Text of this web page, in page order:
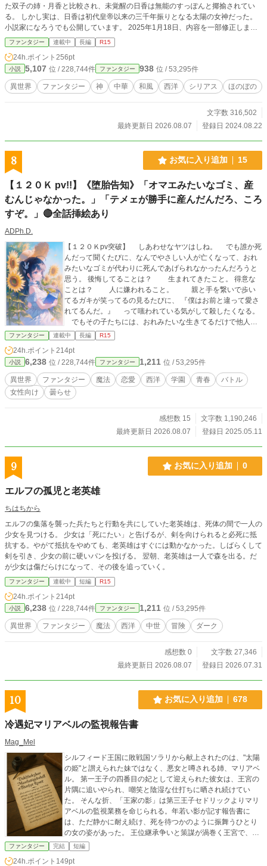
た双子の姉・月香と比較され、未覚醒の日香は無能のすっぽんと揶揄されてい
る。 しかし実は、日香は初代皇帝以来の三千年振りとなる太陽の女神だった。
小説家になろうでも公開しています。 2025年1月18日、内容を一部修正しまし
た。
ファンタジー 連載中 長編 R15
24h.ポイント 256pt
小説 5,107 位 / 228,744件 ファンタジー 938 位 / 53,295件
異世界 ファンタジー 神 中華 和風 西洋 シリアス ほのぼの
文字数 316,502
最終更新日 2026.08.07
登録日 2024.08.22
8 お気に入り追加 15
【１２０Ｋ pv!!】《堕胎告知》「オマエみたいなゴミ、産
むんじゃなかった。」「テメェが勝手に産んだんだろ、ころ
すぞ。」🔴全話挿絵あり
ADPh.D.
【１２０Ｋpv突破】 しあわせなヤツはしね。 でも誰か死
んだって聞くたびに、なんでやさしい人が亡くなって、おれ
みたいなゴミが代わりに死んであげられなかったんだろうと
思う。 後悔してることは？ 生まれてきたこと。 得意な
ことは？ 人に嫌われること。 親と手を繋いで歩い
てるガキが笑ってるの見るたびに、 『僕はお前と違って愛さ
れてるんだ。』 って嗤われている気がして殺したくなる。
でもその子たちには、おれみたいな生きてるだけで他人に
不幸を吐き散らかすクズにはなってほしくない。 生まれた
時から見た目がいい奴は嫌いだ。だけど美しくなろうともが
いてる人は好き。 なんで、おれなんかよりずっとずっとや
さしくて、愛されてて友達もいて、生きる価値がある人が毎
日死んでる？ 金持ちが憎い、人間が嫌い。皆に俺がいる最
底辺まで落ちてきてほしい。 だけどくるしい人を助けた
い。ニンゲン共のせいで人間じゃなくなった人を救いたい。
ことがない物は与えられない。だからおれはつらい人に愛を
あげられない。金も美も。 だけどどんなに自分を嫌って
も『ごめんなさい』も 声がちいさくて言えないおれができる
めて足掻く《バトルファンタジー悲喜劇》 ●イギリスのオッ
という声があったので、第2章から読みやすいように文章のス
タイルを変えています。 ◇◆◇ 18:00更新 ◇◆◇ 「うまれ
てきて、ごめんなさい。」 さっきうまれて、はじめて
のことばだった。まだまどろんでいるらしい。 こんな夢を
みた。 わたくしのお父様とお母様が話している、病室のベッ
トの上で。 「この子は将来、貴方のようにとても大きな事
ようなことをするさ。」 「なんにせよ、なんでもできる
さ、だって君の子供だからね。」 「そうだね、誰より思い
やりのある貴方の子だものね。」 「学校でも沢山友達を作
って」 「貴方のようなかっこいい子に」 「貴女のように
人懐っこい笑顔で」 「「だって、この子には無限の可能
性があるんだから、何にだってなれるよ！！」」 ――とこ
ファンタジー 連載中 長編 R15
24h.ポイント 214pt
小説 6,238 位 / 228,744件 ファンタジー 1,211 位 / 53,295件
異世界 ファンタジー 魔法 恋愛 西洋 学園 青春
バトル
女性向け
曇らせ
感想数 15
文字数 1,190,246
最終更新日 2026.08.07
登録日 2025.05.11
9 お気に入り追加 0
エルフの孤児と老英雄
ちはちから
エルフの集落を襲った兵たちと行動を共にしていた老英雄は、死体の間で一人の
少女を見つける。 少女は「死にたい」と告げるが、剣を向けられると必死に抵
抗する。やがて抵抗をやめても、老英雄はすぐには動かなかった。しばらくして
剣を引き、少女の前に硬いパンを投げる。 翌朝、老英雄は一人で森を出る。だ
が少女は傷だらけになって、その後を追っていく。
ファンタジー 連載中 短編 R15
24h.ポイント 214pt
小説 6,238 位 / 228,744件 ファンタジー 1,211 位 / 53,295件
異世界 ファンタジー 魔法 西洋 中世 冒険 ダーク
感想数 0
文字数 27,346
最終更新日 2026.08.07
登録日 2026.07.31
10 お気に入り追加 678
冷遇妃マリアベルの監視報告書
Mag_Mel
シルフィード王国に敗戦国ソラリから献上されたのは、"太陽
の姫"と讃えられた妹ではなく、悪女と噂される姉、マリアベ
ル。 第一王子の四番目の妃として迎えられた彼女は、王宮の
片隅に追いやられ、嘲笑と陰湿な仕打ちに晒され続けてい
た。 そんな折、「王家の影」は第三王子セドリックよりマリ
アベルの監視業務を命じられる。年若い影が記す報告書に
は、ただ静かに耐え続け、死を待つかのように振舞うひとり
の女の姿があった。 王位継承争いと策謀が渦巻く王宮で、冷
遇妃の運命は思わぬ方向へと狂い始める――。 （小説家にな
ろう様にも投稿しています）
ファンタジー 完結 短編
24h.ポイント 149pt